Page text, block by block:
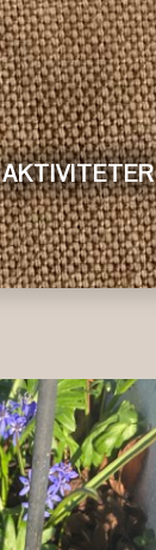
AKTIVITETER